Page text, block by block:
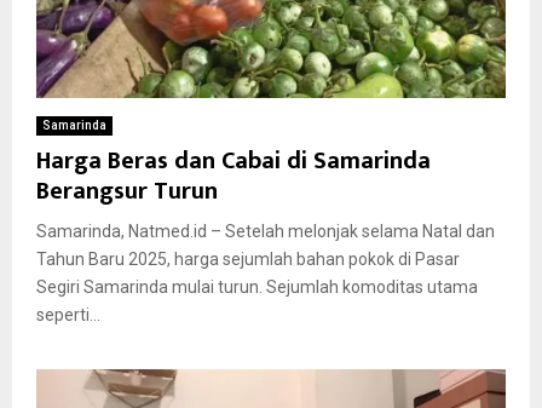
Samarinda
Harga Beras dan Cabai di Samarinda
Berangsur Turun
Samarinda, Natmed.id – Setelah melonjak selama Natal dan
Tahun Baru 2025, harga sejumlah bahan pokok di Pasar
Segiri Samarinda mulai turun. Sejumlah komoditas utama
seperti...